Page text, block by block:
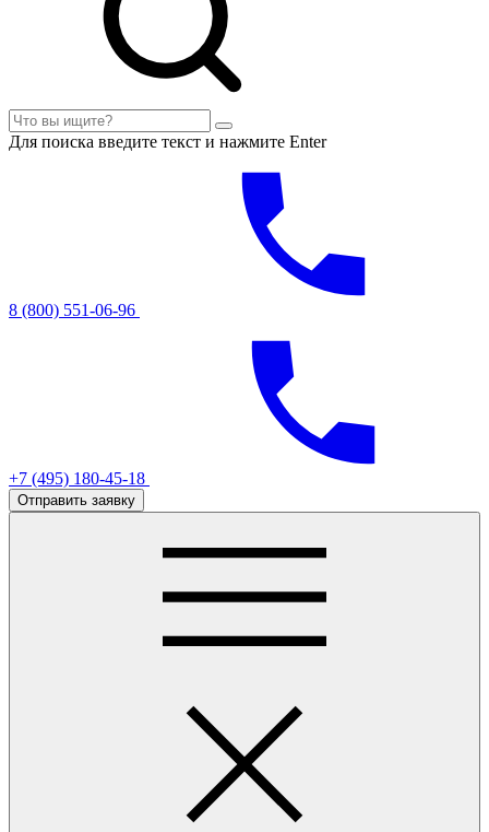
Для поиска введите текст и нажмите Enter
8 (800) 551-06-96
+7 (495) 180-45-18
Отправить заявку